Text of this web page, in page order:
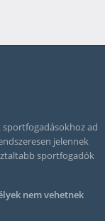
ad
jelennek
sportfogadók
nem vehetnek